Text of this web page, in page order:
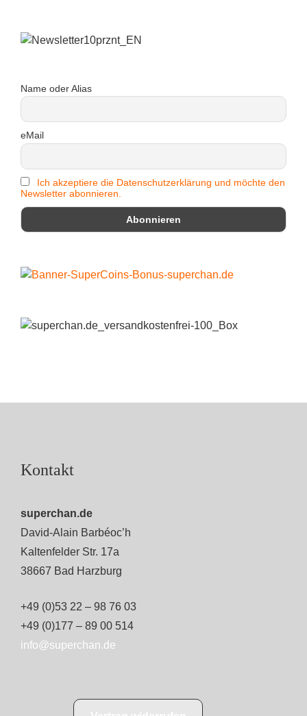
Name oder Alias
eMail
Ich akzeptiere die Datenschutzerklärung und möchte den
Newsletter abonnieren.
Kontakt
superchan.de
David-Alain Barbéoc’h
Kaltenfelder Str. 17a
38667 Bad Harzburg
+49 (0)53 22 – 98 76 03
+49 (0)177 – 89 00 514
info@superchan.de